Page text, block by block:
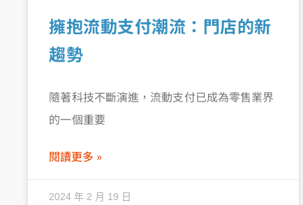
擁抱流動支付潮流：門店的新
趨勢
隨著科技不斷演進，流動支付已成為零售業界
的一個重要
閱讀更多 »
2024 年 2 月 19 日